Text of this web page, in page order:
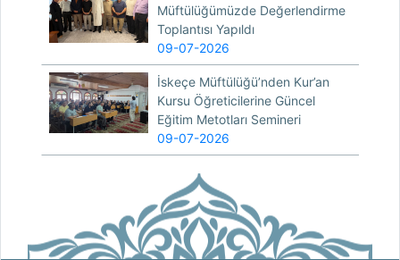
Müftülüğümüzde Değerlendirme
Toplantısı Yapıldı
09-07-2026
İskeçe Müftülüğü’nden Kur’an
Kursu Öğreticilerine Güncel
Eğitim Metotları Semineri
09-07-2026